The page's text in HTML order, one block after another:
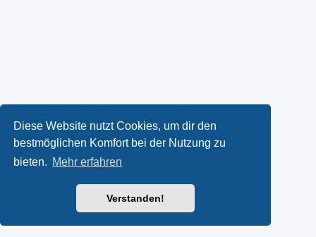
Diese Website nutzt Cookies, um dir den
bestmöglichen Komfort bei der Nutzung zu
bieten. Mehr erfahren
Verstanden!